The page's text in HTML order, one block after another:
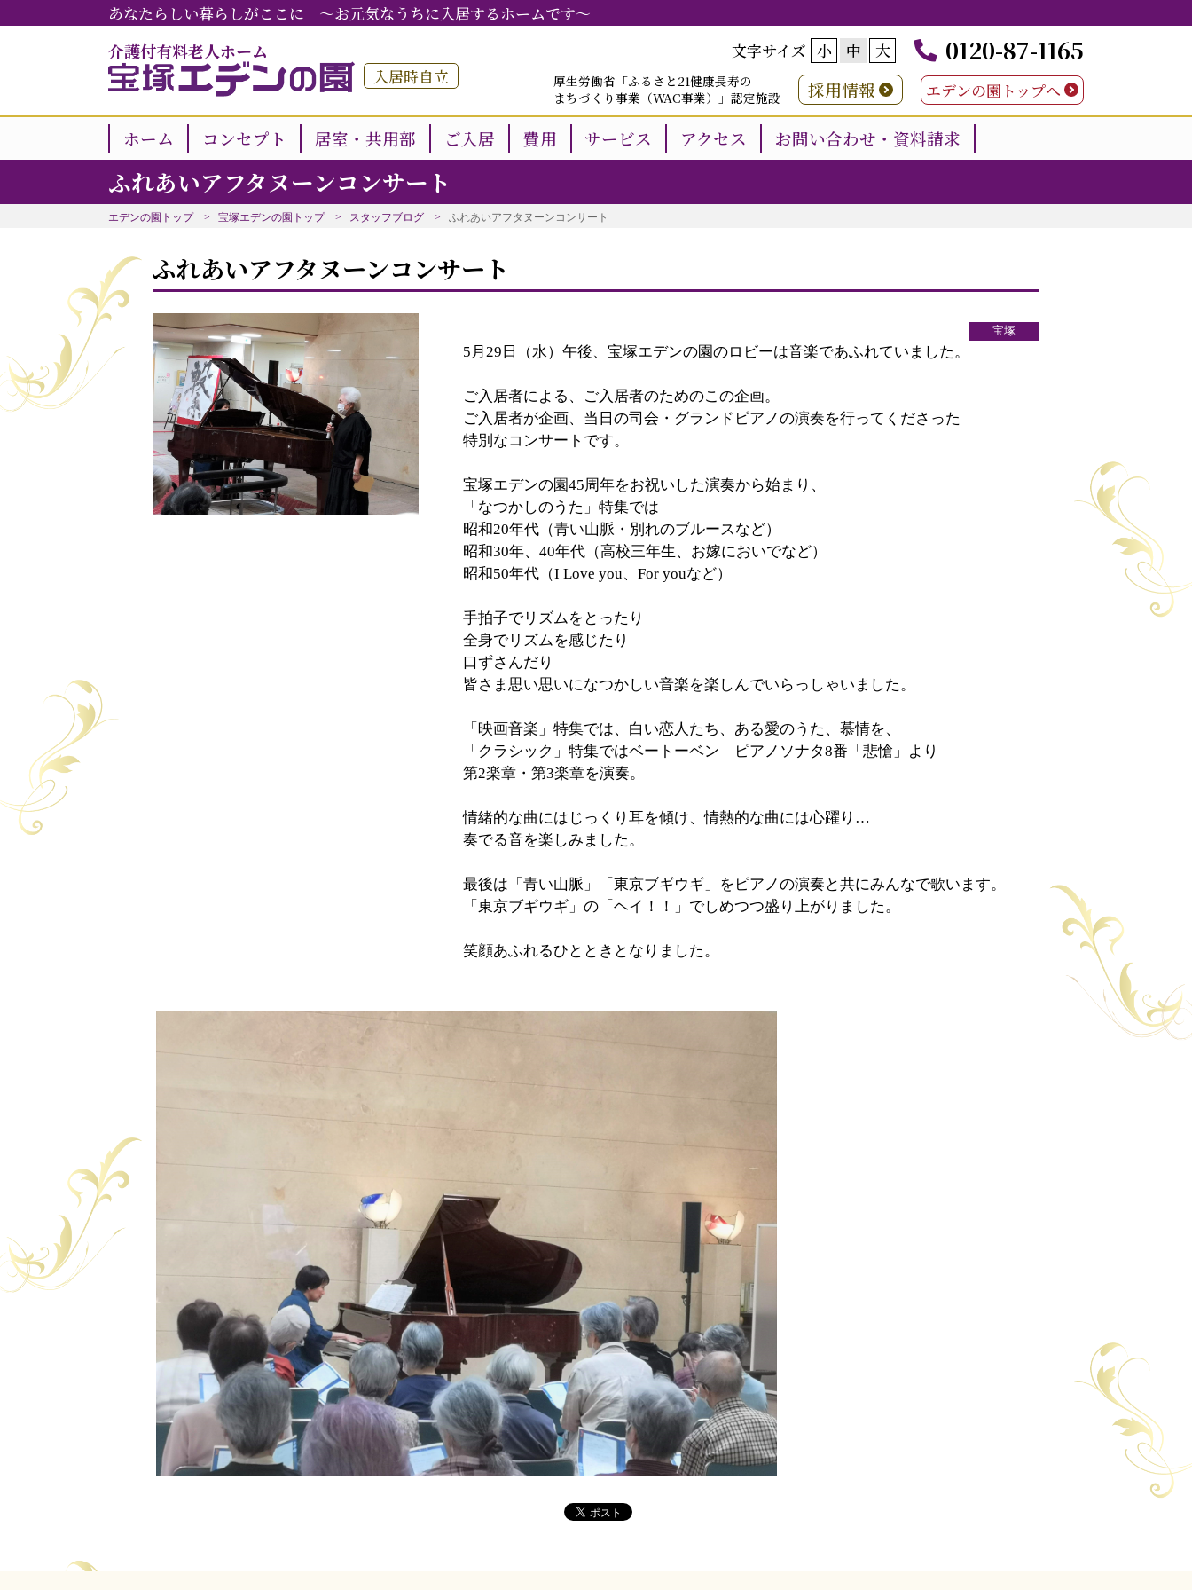
あなたらしい暮らしがここに ～お元気なうちに入居するホームです～
介護付有料老人ホーム
入居時自立
文字サイズ 小 中 大 0120-87-1165
厚生労働省「ふるさと21健康長寿の
まちづくり事業（WAC事業）」認定施設
採用情報 エデンの園トップへ
ホーム コンセプト 居室・共用部 ご入居 費用 サービス アクセス お問い合わせ・資料請求
ふれあいアフタヌーンコンサート
エデンの園トップ 宝塚エデンの園トップ スタッフブログ ふれあいアフタヌーンコンサート
ふれあいアフタヌーンコンサート
宝塚
5月29日（水）午後、宝塚エデンの園のロビーは音楽であふれていました。
ご入居者による、ご入居者のためのこの企画。
ご入居者が企画、当日の司会・グランドピアノの演奏を行ってくださった
特別なコンサートです。
宝塚エデンの園45周年をお祝いした演奏から始まり、
「なつかしのうた」特集では
昭和20年代（青い山脈・別れのブルースなど）
昭和30年、40年代（高校三年生、お嫁においでなど）
昭和50年代（I Love you、For youなど）
手拍子でリズムをとったり
全身でリズムを感じたり
口ずさんだり
皆さま思い思いになつかしい音楽を楽しんでいらっしゃいました。
「映画音楽」特集では、白い恋人たち、ある愛のうた、慕情を、
「クラシック」特集ではベートーベン ピアノソナタ8番「悲愴」より
第2楽章・第3楽章を演奏。
情緒的な曲にはじっくり耳を傾け、情熱的な曲には心躍り…
奏でる音を楽しみました。
最後は「青い山脈」「東京ブギウギ」をピアノの演奏と共にみんなで歌います。
「東京ブギウギ」の「ヘイ！！」でしめつつ盛り上がりました。
笑顔あふれるひとときとなりました。